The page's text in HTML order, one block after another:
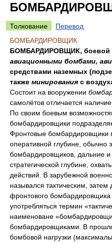
Толкование
Перевод
БОМБАРДИРОВЩИК
БОМБАРДИРОВЩИК, боевой
авиационными бомбами,
средствами наземных
также минирования с
Состоит на вооружении
самолётов отличается
По своим боевым
бомбардировщики
Фронтовые бомбардировщики
оперативной глубине, обычно
бомбардировщиков, дальние и
стратегической глубине,
действий. В зарубежной
назывался тактическим,
фронтового
употребляться термин
наименоване
бомбардировщиками. В
бомбовой нагрузки